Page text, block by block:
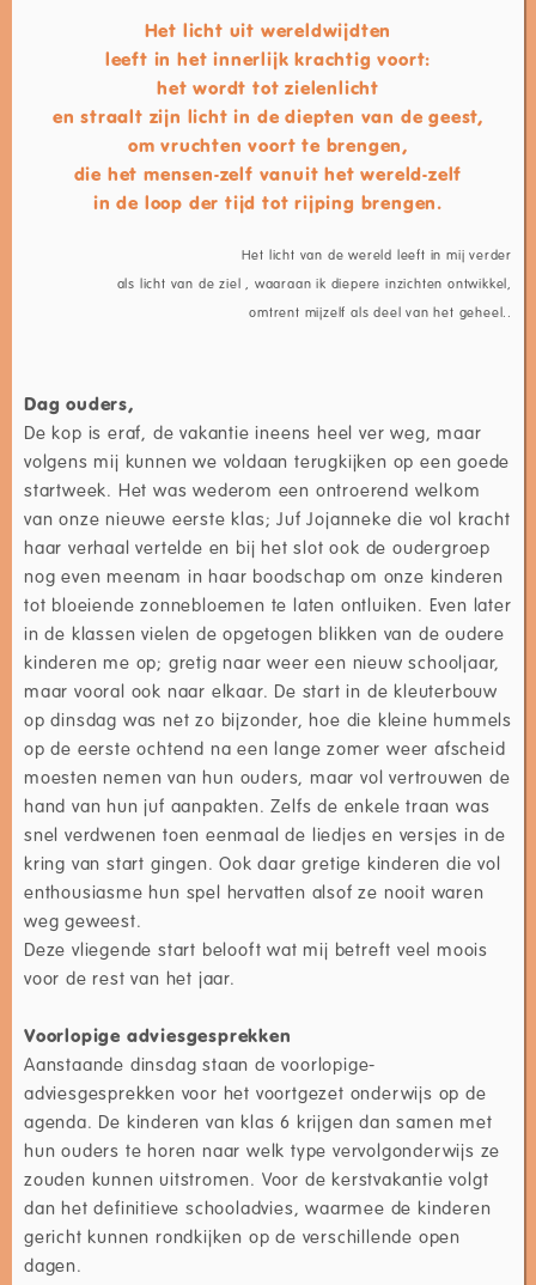
Het licht uit wereldwijdten
leeft in het innerlijk krachtig voort:
het wordt tot zielenlicht
en straalt zijn licht in de diepten van de geest,
om vruchten voort te brengen,
die het mensen-zelf vanuit het wereld-zelf
in de loop der tijd tot rijping brengen.
Het licht van de wereld leeft in mij verder
als licht van de ziel , waaraan ik diepere inzichten ontwikkel,
omtrent mijzelf als deel van het geheel..
Dag ouders,
De kop is eraf, de vakantie ineens heel ver weg, maar
volgens mij kunnen we voldaan terugkijken op een goede
startweek. Het was wederom een ontroerend welkom
van onze nieuwe eerste klas; Juf Jojanneke die vol kracht
haar verhaal vertelde en bij het slot ook de oudergroep
nog even meenam in haar boodschap om onze kinderen
tot bloeiende zonnebloemen te laten ontluiken. Even later
in de klassen vielen de opgetogen blikken van de oudere
kinderen me op; gretig naar weer een nieuw schooljaar,
maar vooral ook naar elkaar. De start in de kleuterbouw
op dinsdag was net zo bijzonder, hoe die kleine hummels
op de eerste ochtend na een lange zomer weer afscheid
moesten nemen van hun ouders, maar vol vertrouwen de
hand van hun juf aanpakten. Zelfs de enkele traan was
snel verdwenen toen eenmaal de liedjes en versjes in de
kring van start gingen. Ook daar gretige kinderen die vol
enthousiasme hun spel hervatten alsof ze nooit waren
weg geweest.
Deze vliegende start belooft wat mij betreft veel moois
voor de rest van het jaar.
Voorlopige adviesgesprekken
Aanstaande dinsdag staan de voorlopige-
adviesgesprekken voor het voortgezet onderwijs op de
agenda. De kinderen van klas 6 krijgen dan samen met
hun ouders te horen naar welk type vervolgonderwijs ze
zouden kunnen uitstromen. Voor de kerstvakantie volgt
dan het definitieve schooladvies, waarmee de kinderen
gericht kunnen rondkijken op de verschillende open
dagen.